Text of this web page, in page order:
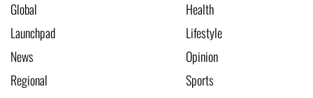
Global
Health
Launchpad
Lifestyle
News
Opinion
Regional
Sports